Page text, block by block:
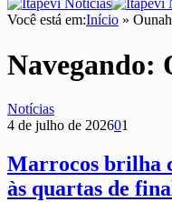
Você está em:Início »
Navegando:
Notícias
4 de julho de 202601
Marrocos brilha
às quartas de